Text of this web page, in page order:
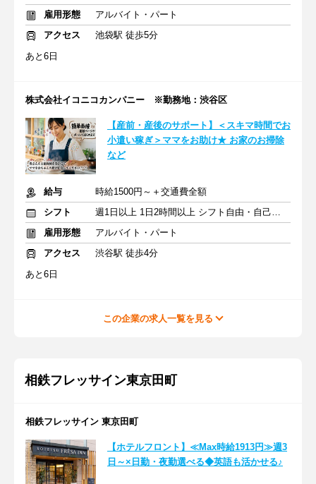
雇用形態
アルバイト・パート
アクセス
池袋駅 徒歩5分
あと6日
株式会社イコニコカンパニー ※勤務地：渋谷区
【産前・産後のサポート】＜スキマ時間でお
小遣い稼ぎ＞ママをお助け★ お家のお掃除
など
給与
時給1500円～＋交通費全額
シフト
週1日以上 1日2時間以上 シフト自由・自己申告
雇用形態
アルバイト・パート
アクセス
渋谷駅 徒歩4分
あと6日
この企業の求人一覧を見る
相鉄フレッサイン東京田町
相鉄フレッサイン 東京田町
【ホテルフロント】≪Max時給1913円≫週3
日～×日勤・夜勤選べる◆英語も活かせる♪